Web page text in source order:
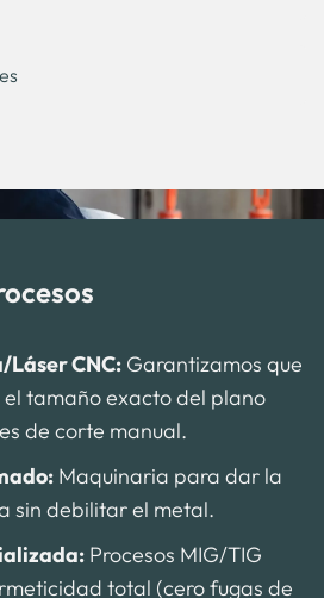
hace realidad. Fabricamos
personalizadas para
para colectores y
y escaleras de
aérea.
Láser CNC: Garantizamos que
tamaño exacto del plano
de corte manual.
Maquinaria para dar la
sin debilitar el metal.
Procesos MIG/TIG
total (cero fugas de